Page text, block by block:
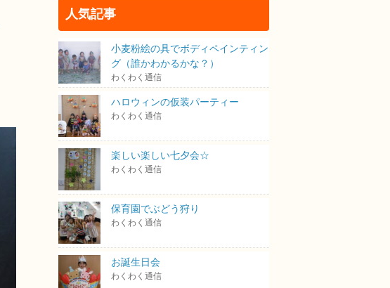
人気記事
小麦粉絵の具でボディペインティン
グ（誰かわかるかな？）
わくわく通信
ハロウィンの仮装パーティー
わくわく通信
楽しい楽しい七夕会☆
わくわく通信
保育園でぶどう狩り
わくわく通信
お誕生日会
わくわく通信